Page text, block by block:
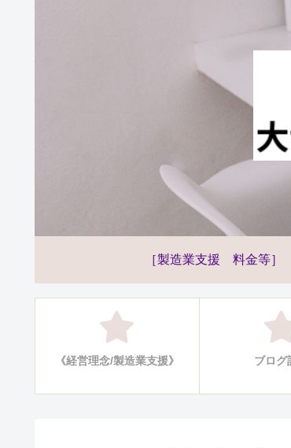
［製造業支援 料金等］
《経営理念/製造業支援》 ブログ